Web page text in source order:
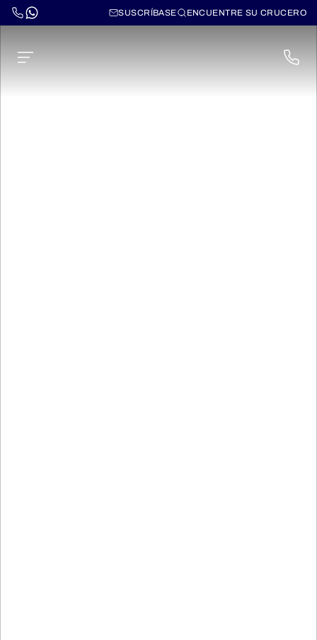
SUSCRÍBASE ENCUENTRE SU CRUCERO
Canales de Champaña